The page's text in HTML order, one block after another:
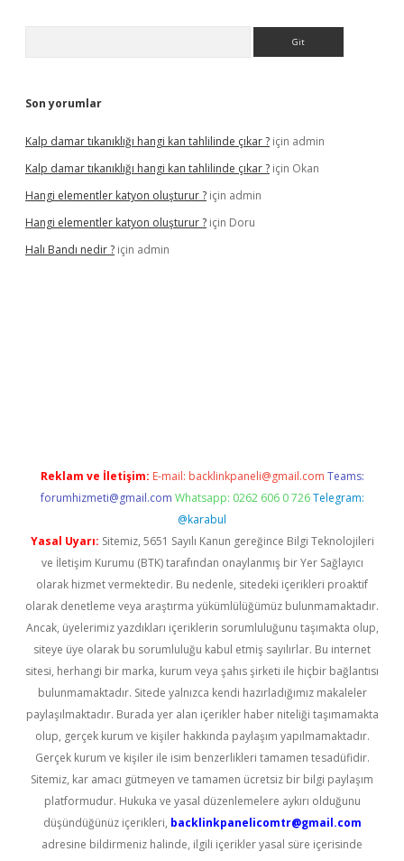
Son yorumlar
Kalp damar tıkanıklığı hangi kan tahlilinde çıkar ? için admin
Kalp damar tıkanıklığı hangi kan tahlilinde çıkar ? için Okan
Hangi elementler katyon oluşturur ? için admin
Hangi elementler katyon oluşturur ? için Doru
Halı Bandı nedir ? için admin
Reklam ve İletişim: E-mail: backlinkpaneli@gmail.com Teams:
forumhizmeti@gmail.com Whatsapp: 0262 606 0 726 Telegram:
@karabul
Yasal Uyarı: Sitemiz, 5651 Sayılı Kanun gereğince Bilgi Teknolojileri
ve İletişim Kurumu (BTK) tarafından onaylanmış bir Yer Sağlayıcı
olarak hizmet vermektedir. Bu nedenle, sitedeki içerikleri proaktif
olarak denetleme veya araştırma yükümlülüğümüz bulunmamaktadır.
Ancak, üyelerimiz yazdıkları içeriklerin sorumluluğunu taşımakta olup,
siteye üye olarak bu sorumluluğu kabul etmiş sayılırlar. Bu internet
sitesi, herhangi bir marka, kurum veya şahıs şirketi ile hiçbir bağlantısı
bulunmamaktadır. Sitede yalnızca kendi hazırladığımız makaleler
paylaşılmaktadır. Burada yer alan içerikler haber niteliği taşımamakta
olup, gerçek kurum ve kişiler hakkında paylaşım yapılmamaktadır.
Gerçek kurum ve kişiler ile isim benzerlikleri tamamen tesadüfidir.
Sitemiz, kar amacı gütmeyen ve tamamen ücretsiz bir bilgi paylaşım
platformudur. Hukuka ve yasal düzenlemelere aykırı olduğunu
düşündüğünüz içerikleri, backlinkpanelicomtr@gmail.com
adresine bildirmeniz halinde, ilgili içerikler yasal süre içerisinde